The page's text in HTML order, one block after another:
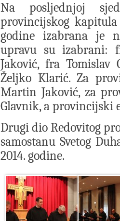
Na posljednjoj
provincijskog kapitula
godine izabrana je
upravu su izabrani:
Jaković, fra
Željko Klarić. Za
Martin Jaković, za
Glavnik, a provincijski
Drugi dio Redovitog
samostanu Svetog
2014. godine.